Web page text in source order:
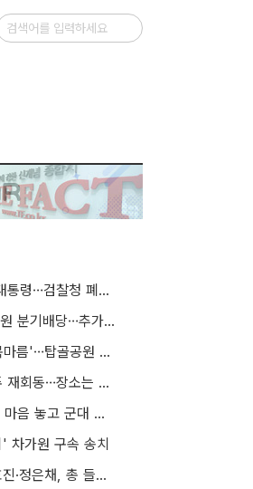
검사는 조언만 하라는 대통령…검찰청 폐지 앞둔 합수본 '딜레마'
SK하이닉스, 주당 375원 분기배당…추가 주주환원 예고
폭염도 못 꺾는 '타는 목마름'…탑골공원 아리수 냉장고 가보니
구광모·젠슨 황, 다음 주 재회동…장소는 실리콘밸리
고 채상병 어머니 "누가 마음 놓고 군대 보내겠나"…임성근 징역 3년에 분통
차가원 구속 송치
[TF프리즘] 김혜준·공효진·정은채, 총 들고 액션 한판